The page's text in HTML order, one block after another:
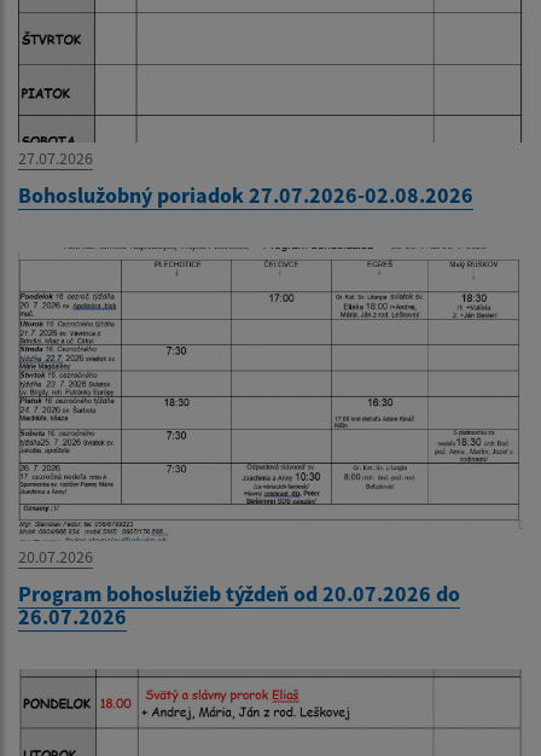
27.07.2026
Bohoslužobný poriadok 27.07.2026-02.08.2026
20.07.2026
Program bohoslužieb týždeň od 20.07.2026 do
26.07.2026